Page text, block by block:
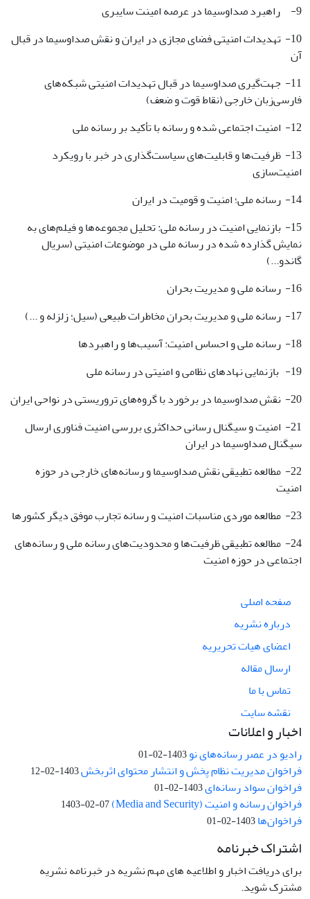
9- راهبرد صداوسیما در عرصه امینت سایبری
10- تهدیدات امنیتی فضای مجازی در ایران و نقش صداوسیما در قبال
آن
11- جهت‌گیری صداوسیما در قبال تهدیدات امنیتی شبکه‌های
فارسی‌زبان خارجی (نقاط قوت و ضعف)
12- امنیت اجتماعی شده و رسانه با تأکید بر رسانه ملی
13- ظرفیت‌ها و قابلیت‌های سیاست‌گذاری در خبر با رویکرد
امنیت‌سازی
14- رسانه ملی؛ امنیت و قومیت در ایران
15- بازنمایی امنیت در رسانه ملی: تحلیل مجموعه‌ها و فیلم‌های به
نمایش گذارده شده در رسانه ملی در موضوعات امنیتی (‌سریال
گاندو...)
16- رسانه ملی و مدیریت بحران
17- رسانه ملی و مدیریت بحران مخاطرات طبیعی (سیل؛ زلزله و ...)
18- رسانه ملی و احساس امنیت: آسیب‌ها و راهبردها
19- بازنمایی نهادهای نظامی و امنیتی در رسانه ملی
20- نقش صداوسیما در برخورد با گروه‌های تروریستی در نواحی ایران
21- امنیت و سیگنال رسانی حداکثری بررسی امنیت فناوری ارسال
سیگنال صداوسیما در ایران
22- مطالعه تطبیقی نقش صداوسیما و رسانه‌های خارجی در حوزه
امنیت
23- مطالعه موردی مناسبات امنیت و رسانه تجارب موفق دیگر کشورها
24- مطالعه تطبیقی ظرفیت‌ها و محدودیت‌های رسانه ملی و رسانه‌های
اجتماعی در حوزه امنیت
صفحه اصلی
درباره نشریه
اعضای هیات تحریریه
ارسال مقاله
تماس با ما
نقشه سایت
اخبار و اعلانات
رادیو در عصر رسانه‌های نو1403-02-01
فراخوان مدیریت نظام پخش و انتشار محتوای اثربخش1403-02-12
فراخوان سواد رسانه‌ای1403-02-01
فراخوان رسانه و امنیت (Media and Security) 1403-02-07
فراخوان‌ها1403-02-01
اشتراک خبرنامه
برای دریافت اخبار و اطلاعیه های مهم نشریه در خبرنامه نشریه
مشترک شوید.